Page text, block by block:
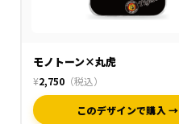
モノトーン×丸虎
¥2,750（税込）
このデザインで購入 →